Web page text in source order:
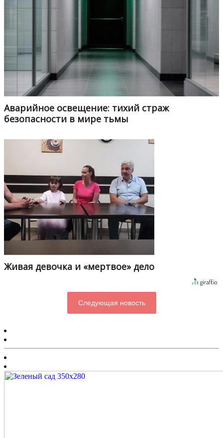
Аварийное освещение: тихий страж
безопасности в мире тьмы
Живая девочка и «мертвое» дело
Следующая новость